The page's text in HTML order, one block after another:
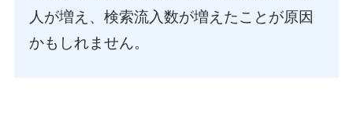
人が増え、検索流入数が増えたことが原因
かもしれません。